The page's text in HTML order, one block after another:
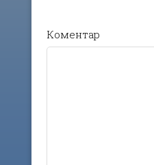
Коментар